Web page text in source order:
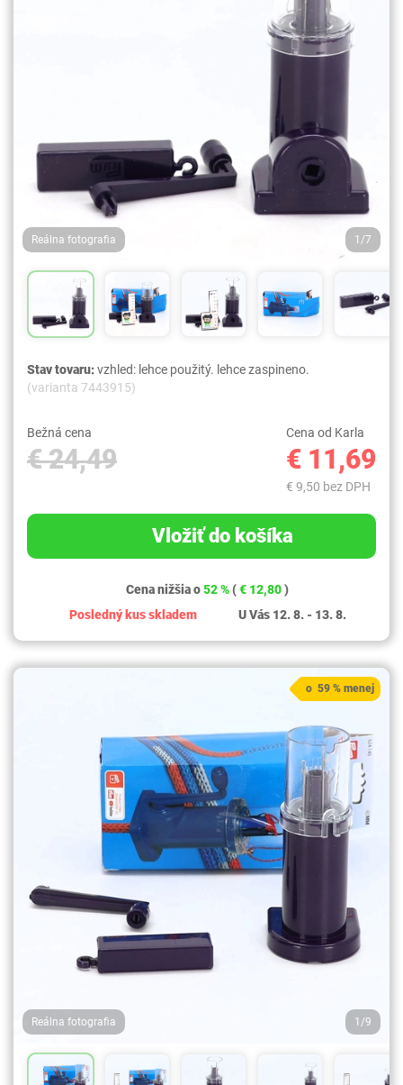
Reálna fotografia 1/7
Stav tovaru:vzhled: lehce použitý. lehce zaspineno.
(varianta 7443915)
Bežná cena
€ 24,49
Cena od Karla
€ 11,69
€ 9,50 bez DPH
Vložiť do košíka
Cena nižšia o52 % (€ 12,80)
Posledný kus skladem
U Vás 12. 8. - 13. 8.
Reálna fotografia 1/9
o 59 % menej